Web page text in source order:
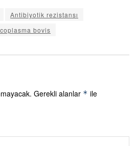
Antibiyotik rezistansı
bovis
Gerekli alanlar * ile